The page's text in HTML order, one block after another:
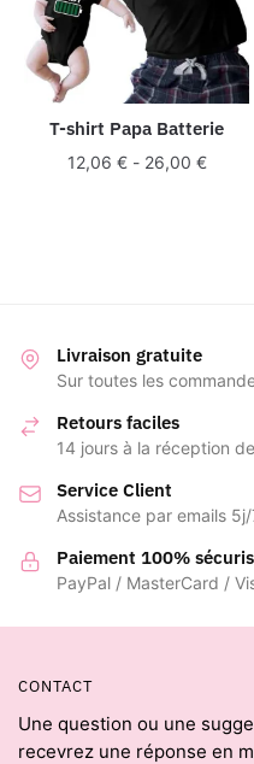
T-shirt Papa Batterie
12,06 €- 26,00 €
Livraison gratuite
Sur toutes les
Retours faciles
14 jours à la réception
Service Client
Assistance par emails
Paiement 100%
PayPal / MasterCard /
CONTACT
Une question ou une
recevrez une réponse en